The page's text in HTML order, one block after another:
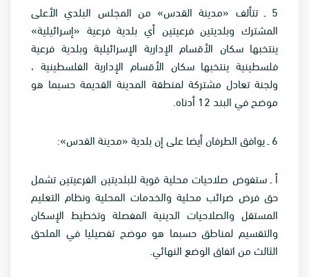
5 ـ تتألف «مدينة القدس» من المجلس البلدي الأعلى
المشترك وبلديتين فرعيتين أي بلدية فرعية «إسرائيلية»
ينتخبها سكان الأقسام الإدارية الإسرائيلية وبلدية فرعية
فلسطينية ينتخبها سكان الأقسام الإدارية الفلسطينية ،
ولجنة تعادل مشتركة لمنطقة المدينة القديمة حسبما هو
موضح في البند 12 أدناه
.
6ـ يوافق الطرفان أيضا على إن بلدية «مدينة القدس»:
أ ـ ستفوض صلاحيات محلية قوية للبلديتين الفرعيتين تشمل
حق فرض ضرائب محلية والخدمات المحلية ونظام التعليم
المستقل والصلاحيات الدينية المفصلة وتخطيط الإسكان
والتقسيم لمناطق حسبما هو موضح تفصيليا في الملحق
الثالث من اتفاق الوضع النهائي.